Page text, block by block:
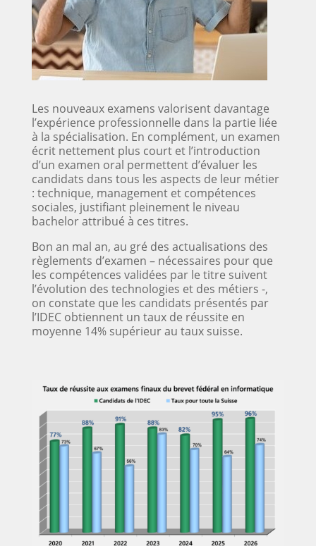
Les nouveaux examens valorisent davantage
l’expérience professionnelle dans la partie liée
à la spécialisation. En complément, un examen
écrit nettement plus court et l’introduction
d’un examen oral permettent d’évaluer les
candidats dans tous les aspects de leur métier
: technique, management et compétences
sociales, justifiant pleinement le niveau
bachelor attribué à ces titres.
Bon an mal an, au gré des actualisations des
règlements d’examen – nécessaires pour que
les compétences validées par le titre suivent
l’évolution des technologies et des métiers -,
on constate que les candidats présentés par
l’IDEC obtiennent un taux de réussite en
moyenne 14% supérieur au taux suisse.